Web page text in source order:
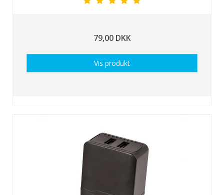
79,00 DKK
Vis produkt